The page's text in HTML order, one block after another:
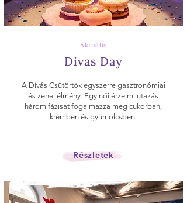
Aktuális
Divas Day
A Dívás Csütörtök egyszerre gasztronómiai
és zenei élmény. Egy női érzelmi utazás
három fázisát fogalmazza meg cukorban,
krémben és gyümölcsben:
Részletek